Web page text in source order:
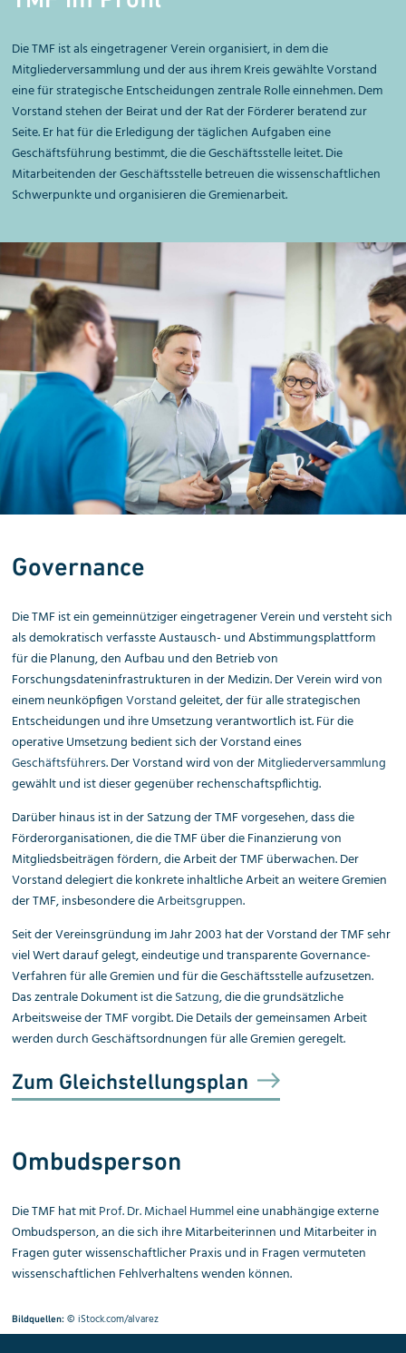
Die TMF ist als eingetragener Verein organisiert, in dem die
Mitgliederversammlung und der aus ihrem Kreis gewählte Vorstand
eine für strategische Entscheidungen zentrale Rolle einnehmen. Dem
Vorstand stehen der Beirat und der Rat der Förderer beratend zur
Seite. Er hat für die Erledigung der täglichen Aufgaben eine
Geschäftsführung bestimmt, die die Geschäftsstelle leitet. Die
Mitarbeitenden der Geschäftsstelle betreuen die wissenschaftlichen
Schwerpunkte und organisieren die Gremienarbeit.
Governance
Die TMF ist ein gemeinnütziger eingetragener Verein und versteht sich
als demokratisch verfasste Austausch- und Abstimmungsplattform
für die Planung, den Aufbau und den Betrieb von
Forschungsdateninfrastrukturen in der Medizin. Der Verein wird von
einem neunköpfigenVorstandgeleitet, der für alle strategischen
Entschei­dungen und ihre Umsetzung verantwortlich ist. Für die
operative Umsetzung bedient sich der Vorstand eines
Geschäftsführers. Der Vorstand wird von derMitgliederversammlung
gewählt und ist dieser gegenüber rechenschaftspflichtig.
Darüber hinaus ist in der Satzung der TMF vorgesehen, dass die
Förderorganisationen, die die TMF über die Finanzierung von
Mitgliedsbeiträgen fördern, die Arbeit der TMF überwachen. Der
Vorstand delegiert die konkrete inhaltliche Arbeit an weitere Gremien
der TMF, insbesondere dieArbeitsgruppen.
Seit der Vereinsgründung im Jahr 2003 hat der Vorstand der TMF sehr
viel Wert darauf gelegt, eindeutige und transparente Governance-
Verfahren für alle Gremien und für die Geschäftsstelle aufzusetzen.
Das zentrale Doku­ment ist dieSatzung, die die grundsätzliche
Arbeitsweise der TMF vorgibt. Die Details der gemeinsamen Arbeit
werden durch Geschäftsordnungen für alle Gremien geregelt.
Zum Gleichstellungsplan
Ombudsperson
Die TMF hat mitProf. Dr. Michael Hummeleine unabhängige externe
Ombudsperson, an die sich ihre Mitarbeiterinnen und Mitarbeiter in
Fragen guter wissenschaftlicher Praxis und in Fragen vermuteten
wissenschaftlichen Fehlverhaltens wenden können.
Bildquellen: ©iStock.com/alvarez